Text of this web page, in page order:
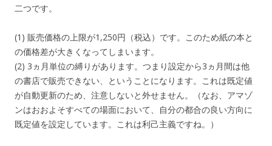
二つです。
(1) 販売価格の上限が1,250円（税込）です。このため紙の本と
の価格差が大きくなってしまいます。
(2) 3ヵ月単位の縛りがあります。つまり設定から3ヵ月間は他
の書店で販売できない、ということになります。これは既定値
が自動更新のため、注意しないと外せません。（なお、アマゾ
ンはおおよそすべての場面において、自分の都合の良い方向に
既定値を設定しています。これは利己主義ですね。）